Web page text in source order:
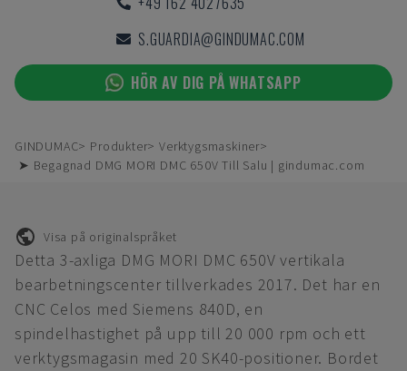
S.GUARDIA@GINDUMAC.COM
HÖR AV DIG PÅ WHATSAPP
GINDUMAC Produkter
Verktygsmaskiner
➤ Begagnad DMG MORI DMC 650V Till Salu | gindumac.com
Visa på originalspråket
Detta 3-axliga DMG MORI DMC 650V vertikala
bearbetningscenter tillverkades 2017. Det har en
CNC Celos med Siemens 840D, en
spindelhastighet på upp till 20 000 rpm och ett
verktygsmagasin med 20 SK40-positioner. Bordet